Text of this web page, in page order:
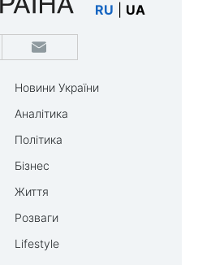
RU UA
Новини України
Аналітика
Політика
Бізнес
Життя
Розваги
Lifestyle